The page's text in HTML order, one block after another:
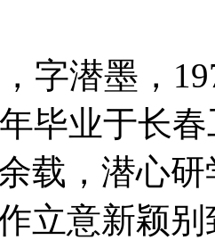
字潜墨，
毕业于长
载，潜心
立意新颖